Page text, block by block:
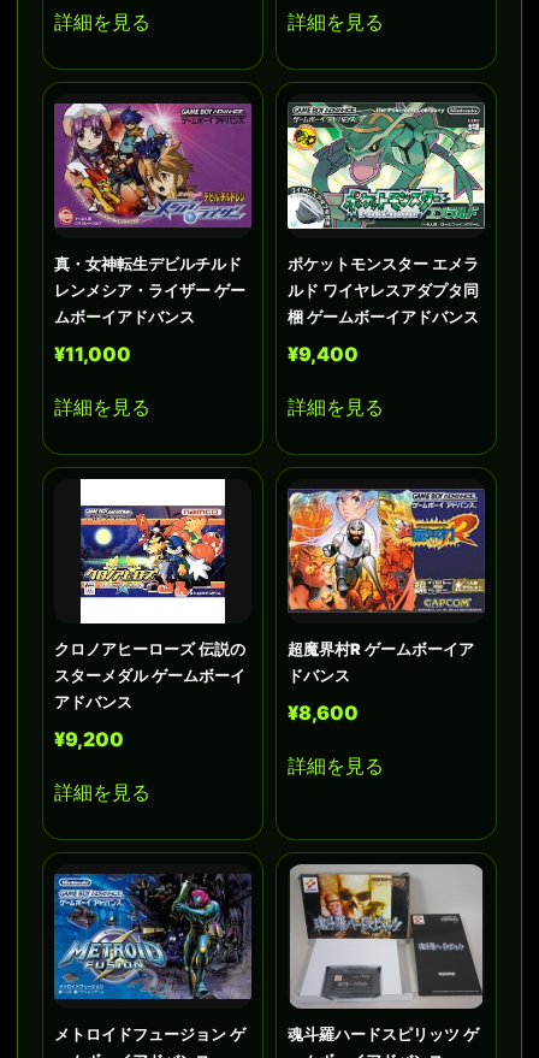
詳細を見る 詳細を見る
真・女神転生デビルチルド
レンメシア・ライザー ゲー
ムボーイアドバンス
¥11,000
詳細を見る
ポケットモンスター エメラ
ルド ワイヤレスアダプタ同
梱 ゲームボーイアドバンス
¥9,400
詳細を見る
クロノアヒーローズ 伝説の
スターメダル ゲームボーイ
アドバンス
¥9,200
詳細を見る
超魔界村R ゲームボーイア
ドバンス
¥8,600
詳細を見る
メトロイドフュージョン ゲ
魂斗羅ハードスピリッツ ゲ